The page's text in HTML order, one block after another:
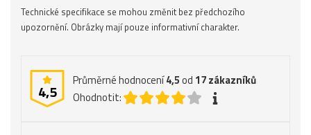
Technické specifikace se mohou změnit bez předchozího
upozornění. Obrázky mají pouze informativní charakter.
4,5
Průměrné hodnocení4,5od 17zákazníků
Ohodnotit: